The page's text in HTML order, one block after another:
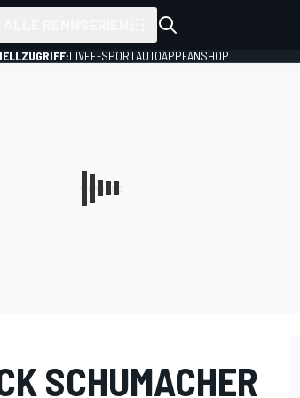
LIVEE-SPORTAUTOAPPFANSHOP
SCHUMACHER